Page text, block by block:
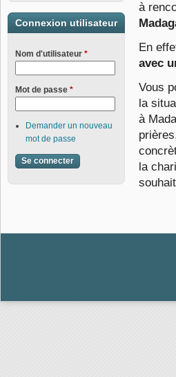
à
En
avec
Vous
la
à
la
Connexion utilisateur
Nom d'utilisateur *
Mot de passe *
Demander un nouveau
mot de passe